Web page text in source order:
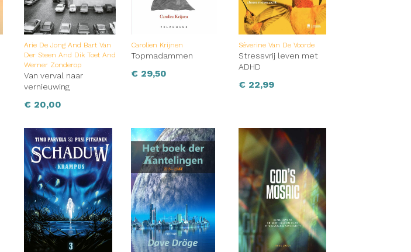
Arie De Jong And Bart Van
Der Steen And Dik Toet And
Werner Zonderop
Van verval naar
vernieuwing
€20,00
Carolien Krijnen
Topmadammen
€ 29,50
Séverine Van De Voorde
Stressvrij leven met
ADHD
€22,99